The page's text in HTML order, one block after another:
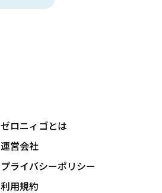
ゼロニィゴとは
運営会社
プライバシーポリシー
利用規約